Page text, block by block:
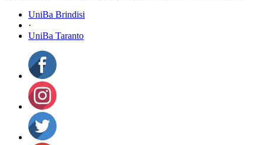
UniBa Brindisi
·
UniBa Taranto